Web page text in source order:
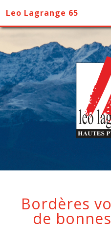
Leo Lagrange 65
Bordères
de